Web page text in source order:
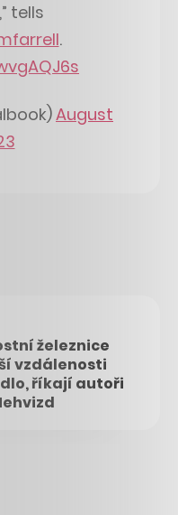
tells
.
August
železnice
vzdálenosti
říkají autoři